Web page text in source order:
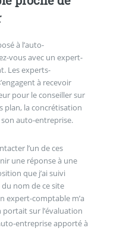
à l’auto-
vous avec un expert-
Les experts-
à recevoir
pour le conseiller sur
plan, la concrétisation
auto-entreprise.
l’un de ces
une réponse à une
que j’ai suivi
nom de ce site
expert-comptable m’a
sur l’évaluation
entreprise apporté à